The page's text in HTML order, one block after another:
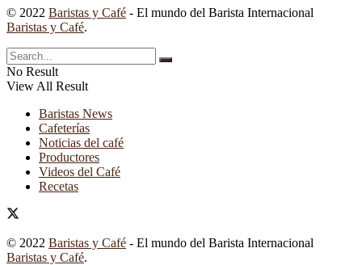
© 2022 Baristas y Café - El mundo del Barista Internacional
Baristas y Café.
No Result
View All Result
Baristas News
Cafeterías
Noticias del café
Productores
Videos del Café
Recetas
© 2022 Baristas y Café - El mundo del Barista Internacional
Baristas y Café.